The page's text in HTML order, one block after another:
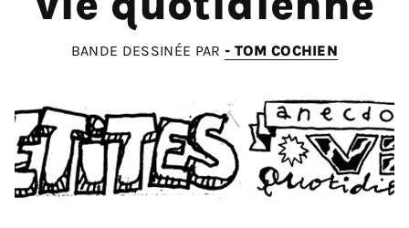
BANDE DESSINÉE PAR - TOM COCHIEN